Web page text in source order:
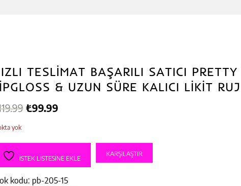
TESLIMAT BAŞARILI SATICI PRETTY
& UZUN SÜRE KALICI LIKIT RUJ
Orijinal
₺119.99.
₺99.99
fiyat:
₺99.99.
yok
İSTEK LISTESINE EKLE
KARŞILAŞTIR
kodu: pb-205-15